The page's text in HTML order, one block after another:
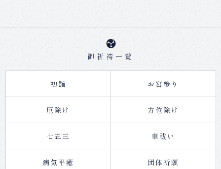
御祈祷一覧
初詣 お宮参り
厄除け 方位除け
七五三 車祓い
病気平癒 団体祈願